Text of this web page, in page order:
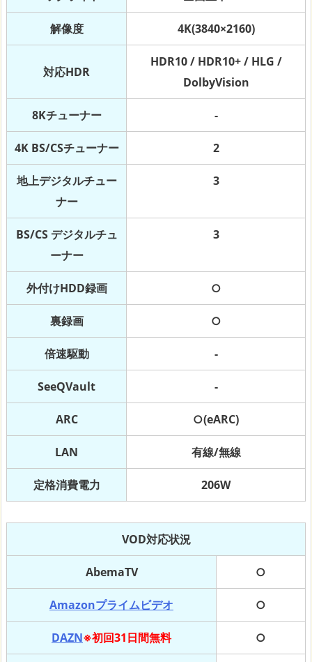
解像度 4K(3840×2160)
対応HDR
HDR10 / HDR10+ / HLG /
DolbyVision
8Kチューナー -
4K BS/CSチューナー 2
地上デジタルチュー
ナー
3
BS/CS デジタルチュ
ーナー
3
外付けHDD録画 ○
裏録画 ○
倍速駆動 -
SeeQVault -
ARC ○(eARC)
LAN 有線/無線
定格消費電力 206W
VOD対応状況
AbemaTV ○
Amazonプライムビデオ ○
DAZN※初回31日間無料 ○